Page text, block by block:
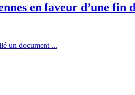
en faveur d’une fin
un document ...